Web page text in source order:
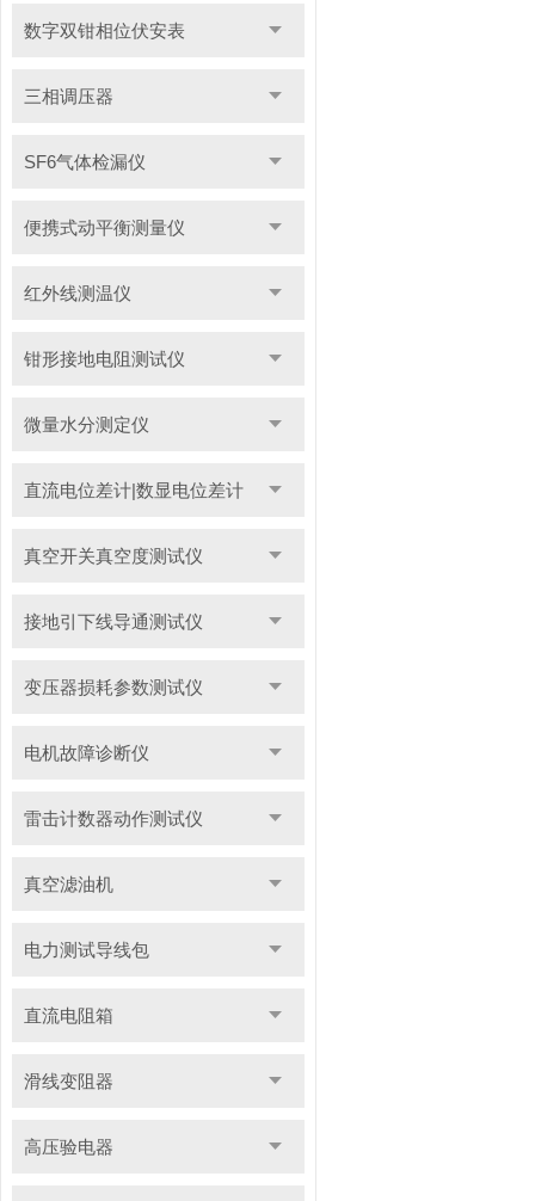
数字双钳相位伏安表
三相调压器
SF6气体检漏仪
便携式动平衡测量仪
红外线测温仪
钳形接地电阻测试仪
微量水分测定仪
直流电位差计|数显电位差计
真空开关真空度测试仪
接地引下线导通测试仪
变压器损耗参数测试仪
电机故障诊断仪
雷击计数器动作测试仪
真空滤油机
电力测试导线包
直流电阻箱
滑线变阻器
高压验电器